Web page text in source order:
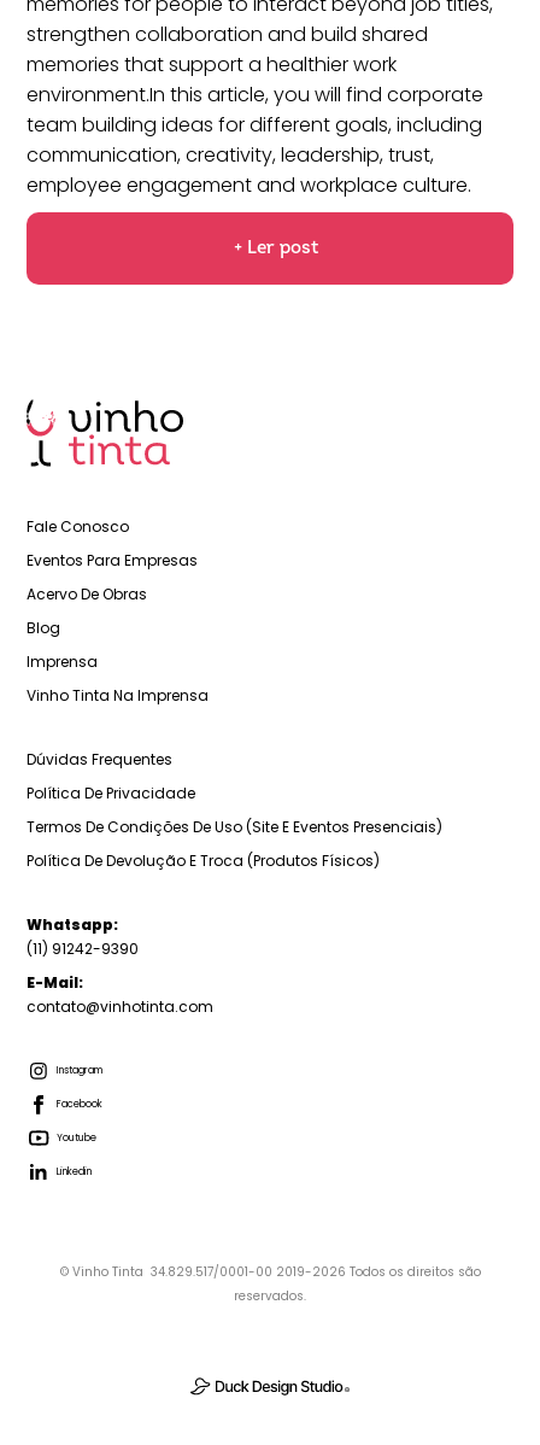
strengthen collaboration and build shared
memories that support a healthier work
environment.In this article, you will find corporate
team building ideas for different goals, including
communication, creativity, leadership, trust,
employee engagement and workplace culture.
+ Ler post
Fale Conosco
Eventos Para Empresas
Acervo De Obras
Blog
Imprensa
Vinho Tinta Na Imprensa
Dúvidas Frequentes
Política De Privacidade
Termos De Condições De Uso (Site E Eventos Presenciais)
Política De Devolução E Troca (Produtos Físicos)
Whatsapp:
(11) 91242-9390
E-Mail:
contato@vinhotinta.com
Instagram
Facebook
Youtube
Linkedin
© Vinho Tinta 34.829.517/0001-00 2019-2026 Todos os direitos são
reservados.